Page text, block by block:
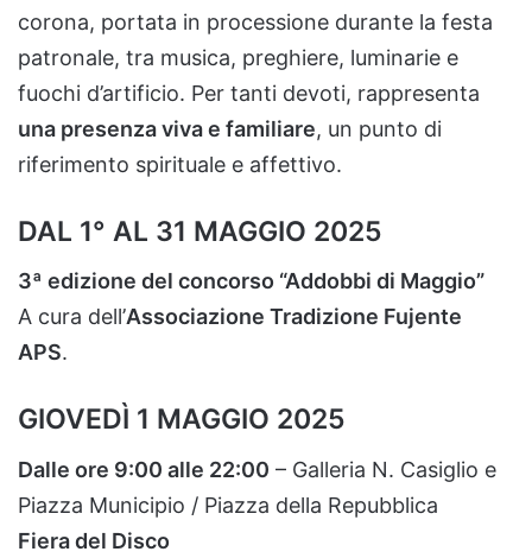
corona, portata in processione durante la festa
patronale, tra musica, preghiere, luminarie e
fuochi d’artificio. Per tanti devoti, rappresenta
una presenzavivae familiare, un punto di
riferimento spirituale e affettivo.
DAL 1° AL 31 MAGGIO 2025
3ª edizione del concorso “Addobbi di Maggio”
A cura dell’Associazione Tradizione Fujente
APS.
GIOVEDÌ 1 MAGGIO 2025
Dalle ore 9:00 alle 22:00 – Galleria N. Casiglio e
Piazza Municipio / Piazza della Repubblica
Fieradel Disco